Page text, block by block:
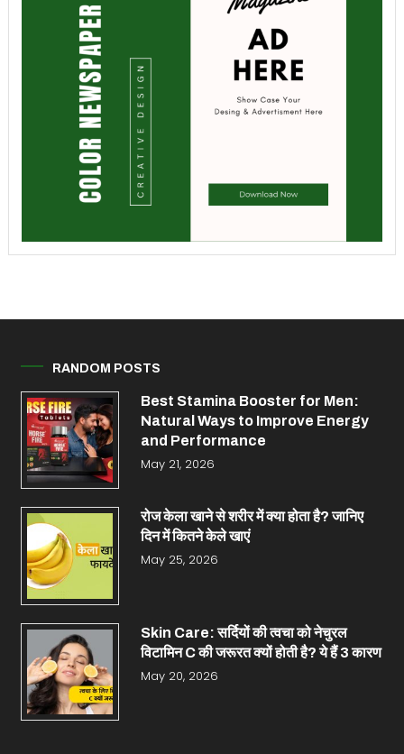
RANDOM POSTS
Best Stamina Booster for Men:
Natural Ways to Improve Energy
and Performance
May 21, 2026
रोज केला खाने से शरीर में क्या होता है? जानिए
दिन में कितने केले खाएं
May 25, 2026
Skin Care: सर्दियों की त्वचा को नेचुरल
विटामिन C की जरूरत क्यों होती है? ये हैं 3 कारण
May 20, 2026